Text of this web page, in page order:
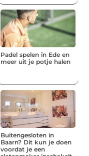
Padel spelen in Ede en
meer uit je potje halen
Buitengesloten in
Baarn? Dit kun je doen
voordat je een